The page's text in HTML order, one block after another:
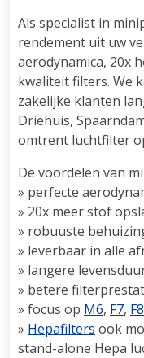
Als specialist in
rendement uit uw
aerodynamica, 20x
kwaliteit filters. We
zakelijke klanten
Driehuis,
omtrent luchtfilter
De voordelen van
» perfecte
» 20x meer stof
» robuuste
» leverbaar in alle
» langere
» betere
» focus op M6, F7, F8
» Hepafilters ook
stand-alone Hepa